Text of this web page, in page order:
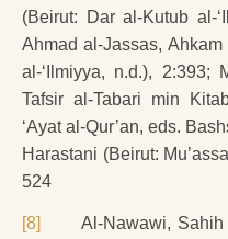
(Beirut: Dar al-Kutub al-
Ahmad al-Jassas,
al-‘Ilmiyya, n.d.), 2:393;
Tafsir al-Tabari min
‘Ayat al-Qur’an, eds.
Harastani (Beirut:
524
[8]
Al-Nawawi, Sahih